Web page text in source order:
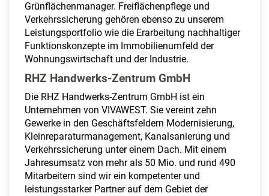
Grünflächenmanager. Freiflächenpflege und
Verkehrssicherung gehören ebenso zu unserem
Leistungsportfolio wie die Erarbeitung nachhaltiger
Funktionskonzepte im Immobilienumfeld der
Wohnungswirtschaft und der Industrie.
RHZ Handwerks-Zentrum GmbH
Die RHZ Handwerks-Zentrum GmbH ist ein
Unternehmen von VIVAWEST. Sie vereint zehn
Gewerke in den Geschäftsfeldern Modernisierung,
Kleinreparaturmanagement, Kanalsanierung und
Verkehrssicherung unter einem Dach. Mit einem
Jahresumsatz von mehr als 50 Mio. und rund 490
Mitarbeitern sind wir ein kompetenter und
leistungsstarker Partner auf dem Gebiet der